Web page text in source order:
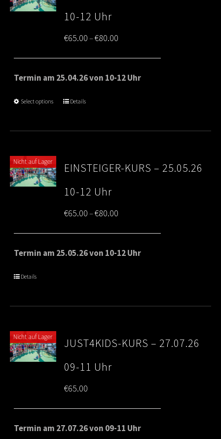
10-12 Uhr
€65.00–€80.00
range:
€65.00
Termin am 25.04.26 von 10-12 Uhr
Select options Details
Nicht auf Lager
EINSTEIGER-KURS – 25.05.26
10-12 Uhr
€65.00–€80.00
range:
€65.00
Termin am 25.05.26 von 10-12 Uhr
Details
Nicht auf Lager
JUST4KIDS-KURS – 27.07.26
09-11 Uhr
€65.00
Termin am 27.07.26 von 09-11 Uhr